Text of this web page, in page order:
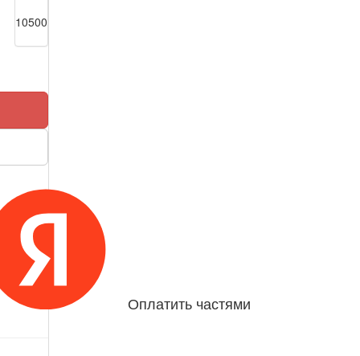
10500
Оплатить частями